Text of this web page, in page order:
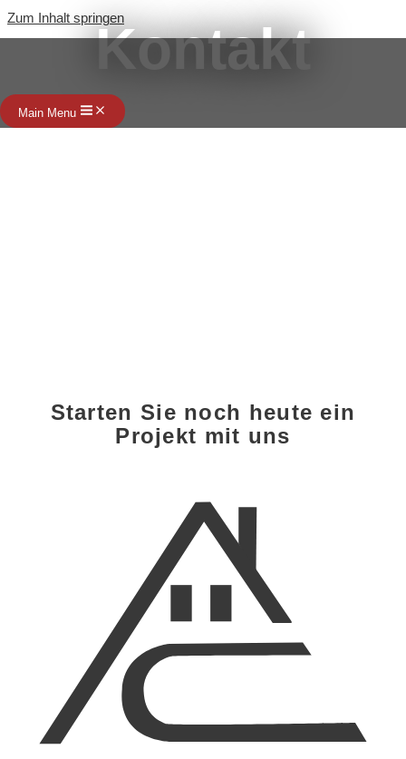
Zum Inhalt springen
Main Menu
Kontakt
Starten Sie noch heute ein
Projekt mit uns